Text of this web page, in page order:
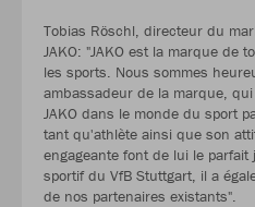
Tobias Röschl, directeur du
JAKO: "JAKO est la marque de
les sports. Nous sommes
ambassadeur de la marque,
JAKO dans le monde du sport
tant qu'athlète ainsi que son
engageante font de lui le
sportif du VfB Stuttgart, il a
de nos partenaires existants".